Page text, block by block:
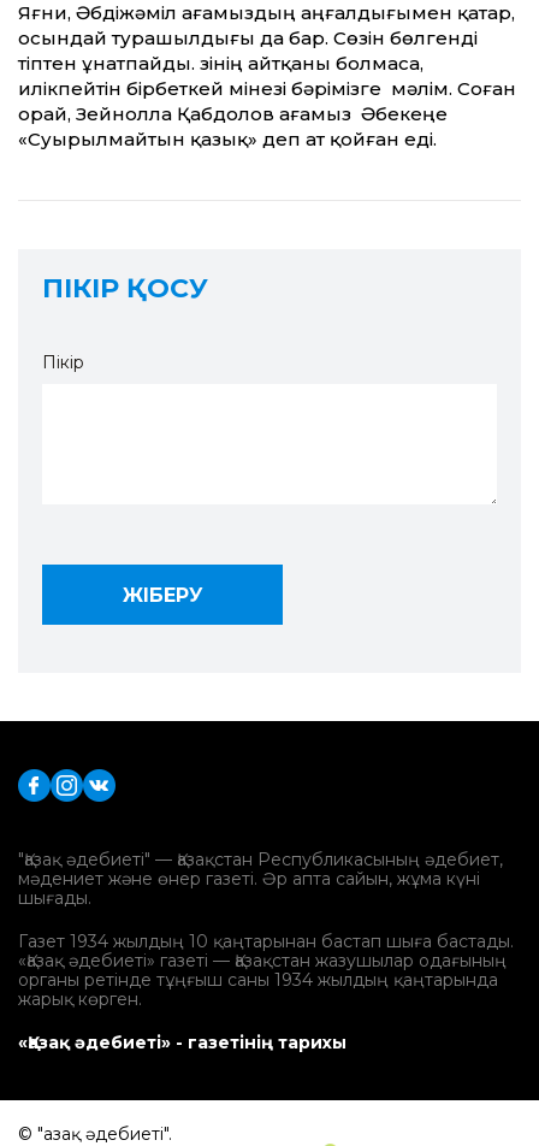
Яғни, Әбдіжәміл ағамыздың аңғалдығымен қатар,
осындай турашылдығы да бар. Сөзін бөлгенді
тіптен ұнатпайды. Өзінің айтқаны болмаса,
илікпейтін бірбеткей мінезі бәрімізге мәлім. Соған
орай, Зейнолла Қабдолов ағамыз Әбекеңе
«Суырылмайтын қазық» деп ат қойған еді.
ПІКІР ҚОСУ
Пікір
"Қазақ әдебиеті" — Қазақстан Республикасының әдебиет,
мәдениет және өнер газеті. Әр апта сайын, жұма күні
шығады.
Газет 1934 жылдың 10 қаңтарынан бастап шыға бастады.
«Қазақ әдебиеті» газеті — Қазақстан жазушылар одағының
органы ретінде тұңғыш саны 1934 жылдың қаңтарында
жарық көрген.
«Қазақ әдебиеті» - газетінің тарихы
© "Қазақ әдебиеті".